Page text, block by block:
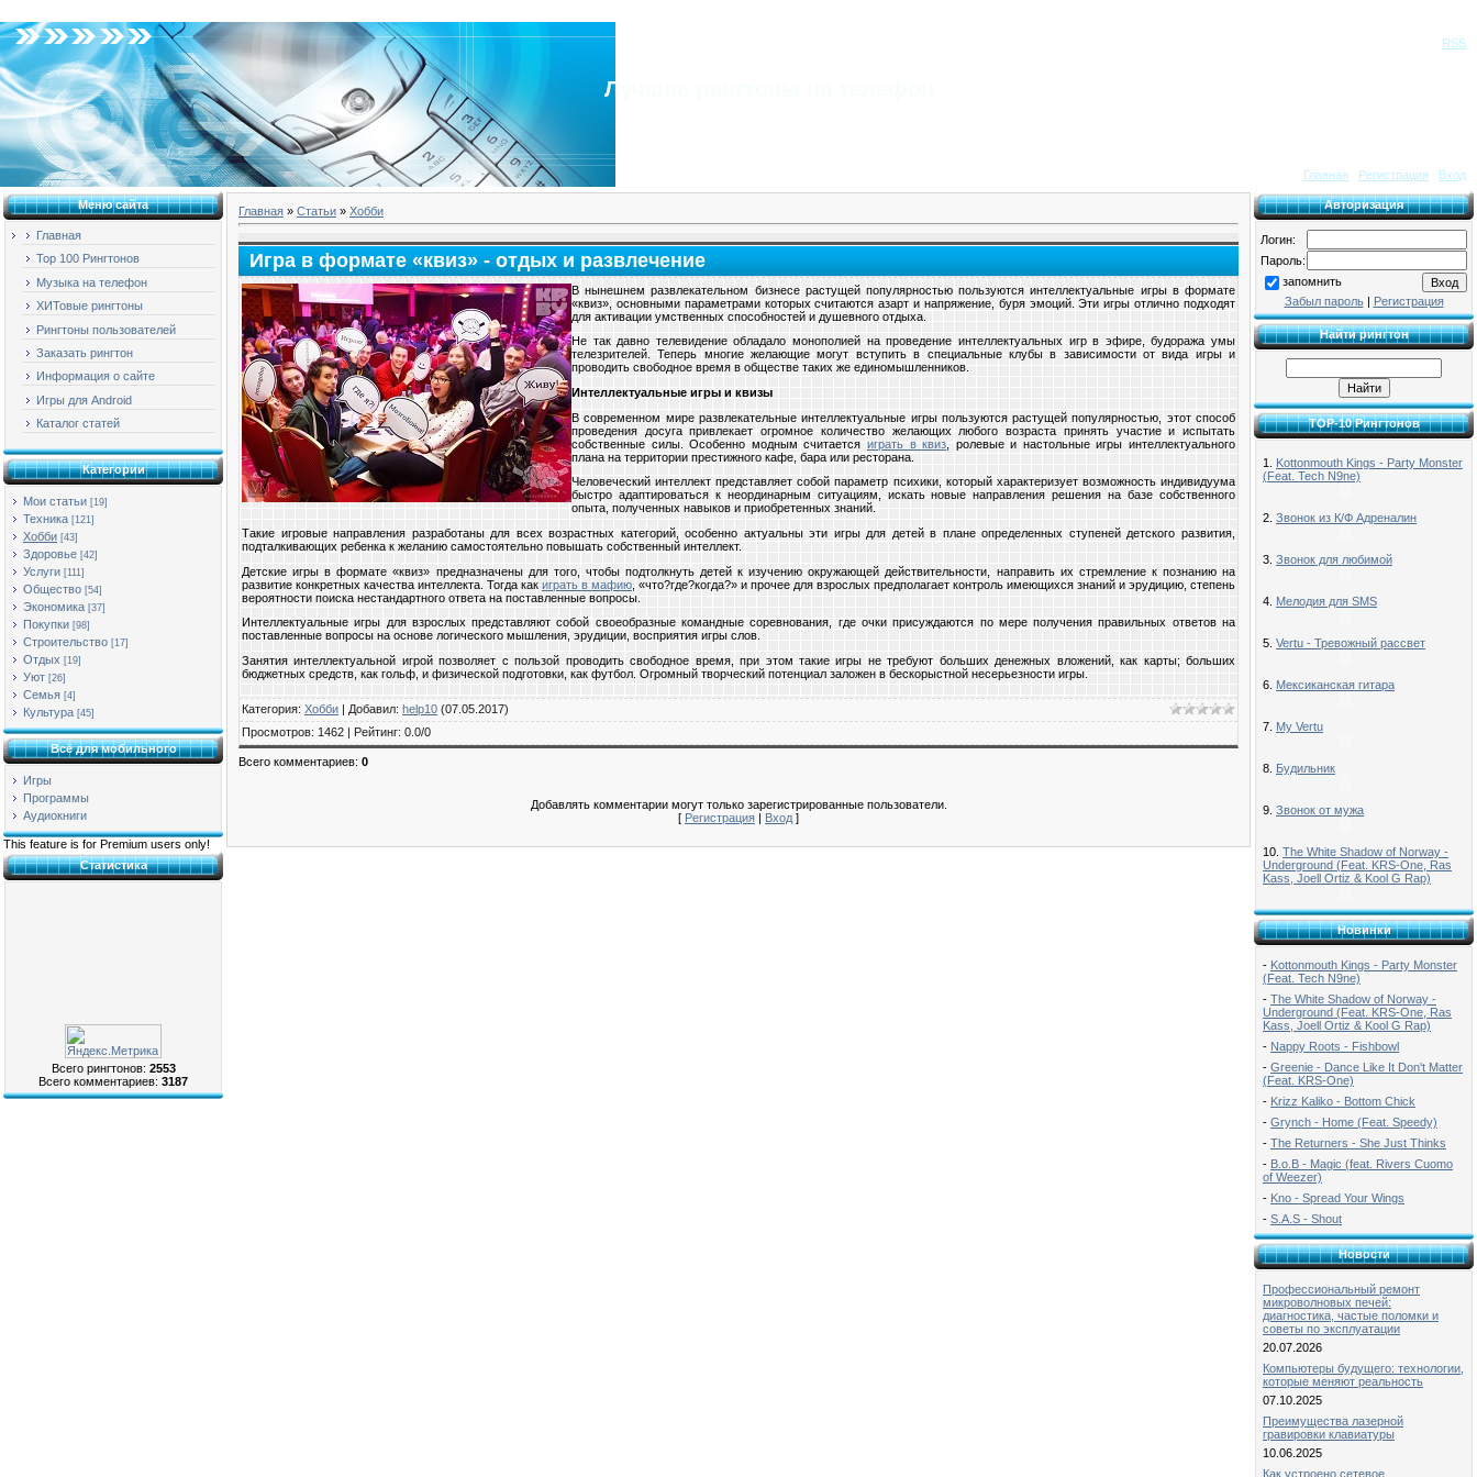
RSS
Лучшие рингтоны на телефон
Главная Регистрация Вход
Меню сайта
Главная
Top 100 Рингтонов
Музыка на телефон
ХИТовые рингтоны
Рингтоны пользователей
Заказать рингтон
Информация о сайте
Игры для Android
Каталог статей
Категории
Мои статьи [19]
Техника [121]
Хобби [43]
Здоровье [42]
Услуги [111]
Общество [54]
Экономика [37]
Покупки [98]
Строительство [17]
Отдых [19]
Уют [26]
Семья [4]
Культура [45]
Всё для мобильного
Игры
Программы
Аудиокниги
This feature is for Premium users only!
Статистика
Всего рингтонов: 2553
Всего комментариев: 3187
Главная » Статьи » Хобби
Игра в формате «квиз» - отдых и развлечение
В нынешнем развлекательном бизнесе растущей популярностью пользуются интеллектуальные игры в формате
«квиз», основными параметрами которых считаются азарт и напряжение, буря эмоций. Эти игры отлично подходят
для активации умственных способностей и душевного отдыха.
Не так давно телевидение обладало монополией на проведение интеллектуальных игр в эфире, будоража умы
телезрителей. Теперь многие желающие могут вступить в специальные клубы в зависимости от вида игры и
проводить свободное время в обществе таких же единомышленников.
Интеллектуальные игры и квизы
В современном мире развлекательные интеллектуальные игры пользуются растущей популярностью, этот способ
проведения досуга привлекает огромное количество желающих любого возраста принять участие и испытать
собственные силы. Особенно модным считается играть в квиз , ролевые и настольные игры интеллектуального
плана на территории престижного кафе, бара или ресторана.
Человеческий интеллект представляет собой параметр психики, который характеризует возможность индивидуума
быстро адаптироваться к неординарным ситуациям, искать новые направления решения на базе собственного
опыта, полученных навыков и приобретенных знаний.
Такие игровые направления разработаны для всех возрастных категорий, особенно актуальны эти игры для детей в плане определенных ступеней детского развития,
подталкивающих ребенка к желанию самостоятельно повышать собственный интеллект.
Детские игры в формате «квиз» предназначены для того, чтобы подтолкнуть детей к изучению окружающей действительности, направить их стремление к познанию на
развитие конкретных качества интеллекта. Тогда как играть в мафию , «что?где?когда?» и прочее для взрослых предполагает контроль имеющихся знаний и эрудицию, степень
вероятности поиска нестандартного ответа на поставленные вопросы.
Интеллектуальные игры для взрослых представляют собой своеобразные командные соревнования, где очки присуждаются по мере получения правильных ответов на
поставленные вопросы на основе логического мышления, эрудиции, восприятия игры слов.
Занятия интеллектуальной игрой позволяет с пользой проводить свободное время, при этом такие игры не требуют больших денежных вложений, как карты; больших
бюджетных средств, как гольф, и физической подготовки, как футбол. Огромный творческий потенциал заложен в бескорыстной несерьезности игры.
Категория: Хобби | Добавил: help10 (07.05.2017)
Просмотров: 1462 | Рейтинг: 0.0/0
Всего комментариев: 0
Добавлять комментарии могут только зарегистрированные пользователи.
[ Регистрация | Вход ]
Авторизация
Логин:
Пароль:
запомнить
Забыл пароль| Регистрация
Найти рингтон
TOP-10 Рингтонов
1. Kottonmouth Kings - Party Monster
(Feat. Tech N9ne)
2. Звонок из К/Ф Адреналин
3. Звонок для любимой
4. Мелодия для SMS
5. Vertu - Тревожный рассвет
6. Мексиканская гитара
7. My Vertu
8. Будильник
9. Звонок от мужа
10. The White Shadow of Norway -
Underground (Feat. KRS-One, Ras
Kass, Joell Ortiz & Kool G Rap)
Новинки
- Kottonmouth Kings - Party Monster
(Feat. Tech N9ne)
- The White Shadow of Norway -
Underground (Feat. KRS-One, Ras
Kass, Joell Ortiz & Kool G Rap)
- Nappy Roots - Fishbowl
- Greenie - Dance Like It Don't Matter
(Feat. KRS-One)
- Krizz Kaliko - Bottom Chick
- Grynch - Home (Feat. Speedy)
- The Returners - She Just Thinks
- B.o.B - Magic (feat. Rivers Cuomo
of Weezer)
- Kno - Spread Your Wings
- S.A.S - Shout
Новости
Профессиональный ремонт
микроволновых печей:
диагностика, частые поломки и
советы по эксплуатации
20.07.2026
Компьютеры будущего: технологии,
которые меняют реальность
07.10.2025
Преимущества лазерной
гравировки клавиатуры
10.06.2025
Как устроено сетевое